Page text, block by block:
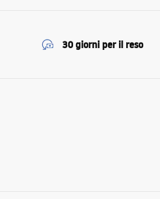
30 giorni per il reso